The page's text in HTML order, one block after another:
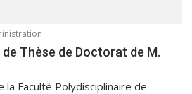
Thèse de Doctorat de M.
Faculté Polydisciplinaire de